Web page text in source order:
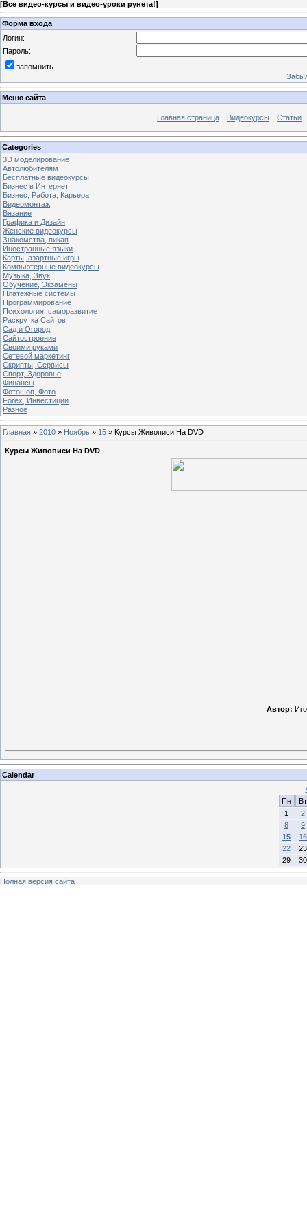
[Все видео-курсы и видео-уроки рунета!]
Форма входа
Логин:
Пароль:
запомнить
Меню сайта
Главная страница Видеокурсы Статьи
Categories
3D моделирование
Автолюбителям
Бесплатные видеокурсы
Бизнес в Интернет
Бизнес, Работа, Карьера
Видеомонтаж
Вязание
Графика и Дизайн
Женские видеокурсы
Знакомства, пикап
Иностранные языки
Карты, азартные игры
Компьютерные видеокурсы
Музыка, Звук
Обучение, Экзамены
Платежные системы
Программирование
Психология, саморазвитие
Раскрутка Сайтов
Cад и Огород
Сайтостроение
Своими руками
Сетевой маркетинг
Скрипты, Сервисы
Спорт, Здоровье
Финансы
Фотошоп, Фото
Forex, Инвестиции
Разное
Главная » 2010 » Ноябрь » 15 » Курсы Живописи На DVD
Курсы Живописи На DVD
Автор:
Calendar
Пн
Вт
1
2
8
9
15
16
22
23
29
30
Полная версия сайта